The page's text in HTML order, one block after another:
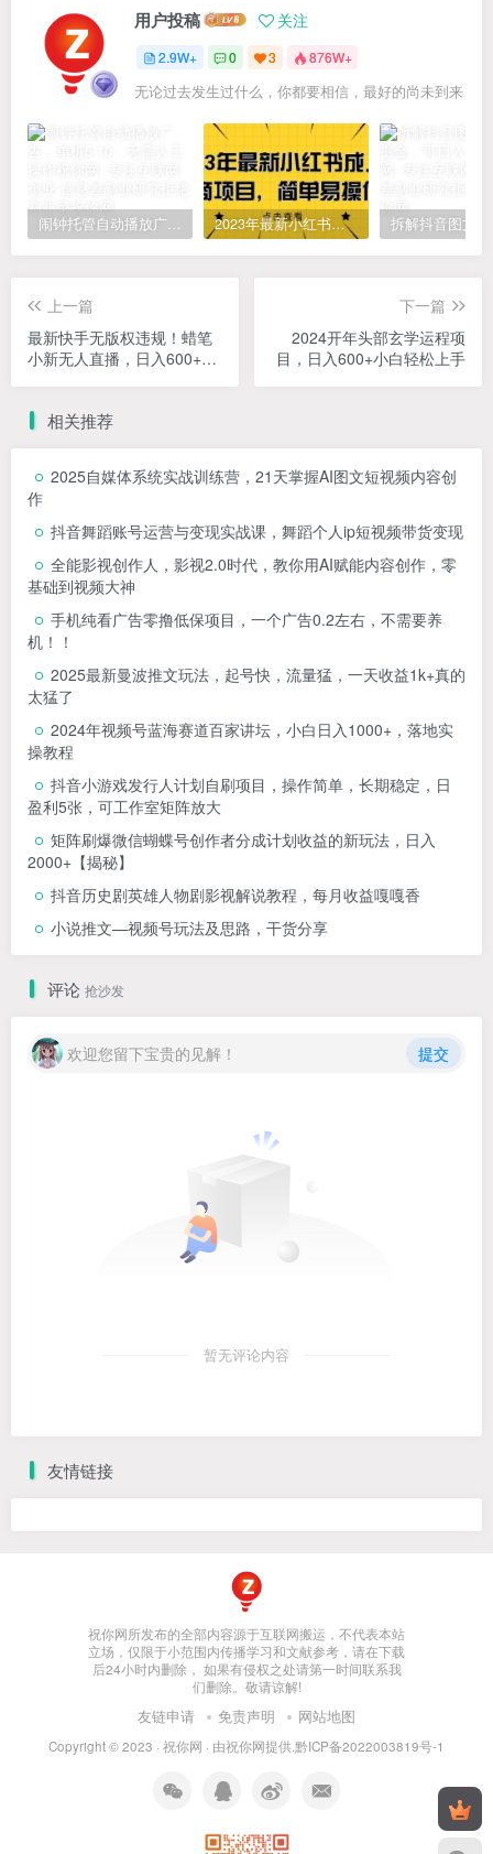
用户投稿 关注
2.9W+ 0 3 876W+
无论过去发生过什么，你都要相信，最好的尚未到来
闹钟托管自动播放广告，单机5-10，无需人工操作 2023年最新小红书成人电商项目，简单易操作【详细教程】
上一篇
最新快手无版权违规！蜡笔
小新无人直播，日入600+，
下一篇
2024开年头部玄学运程项
目，日入600+小白轻松上手
相关推荐
2025自媒体系统实战训练营，21天掌握AI图文短视频内容创
作
抖音舞蹈账号运营与变现实战课，舞蹈个人ip短视频带货变现
全能影视创作人，影视2.0时代，教你用AI赋能内容创作，​零
基础到视频大神
手机纯看广告零撸低保项目，一个广告0.2左右，不需要养
机！！
2025最新曼波推文玩法，起号快，流量猛，一天收益1k+真的
太猛了
2024年视频号蓝海赛道百家讲坛，小白日入1000+，落地实
操教程
抖音小游戏发行人计划自刷项目，操作简单，长期稳定，日
盈利5张，可工作室矩阵放大
矩阵刷爆微信蝴蝶号创作者分成计划收益的新玩法，日入
2000+【揭秘】
抖音历史剧英雄人物剧影视解说教程，每月收益嘎嘎香
小说推文—视频号玩法及思路，干货分享
评论 抢沙发
欢迎您留下宝贵的见解！ 提交
暂无评论内容
友情链接
祝你网所发布的全部内容源于互联网搬运，不代表本站
立场，仅限于小范围内传播学习和文献参考，请在下载
后24小时内删除， 如果有侵权之处请第一时间联系我
们删除。敬请谅解!
友链申请 免责声明 网站地图
Copyright © 2023 · 祝你网 · 由祝你网提供.黔ICP备2022003819号-1